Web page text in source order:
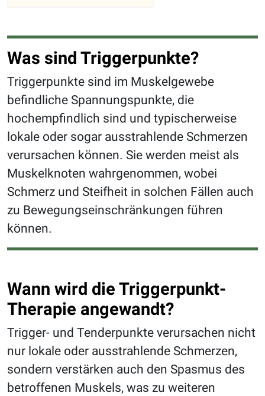
Was sind Triggerpunkte?
Triggerpunkte sind im Muskelgewebe
befindliche Spannungspunkte, die
hochempfindlich sind und typischerweise
lokale oder sogar ausstrahlende Schmerzen
verursachen können. Sie werden meist als
Muskelknoten wahrgenommen, wobei
Schmerz und Steifheit in solchen Fällen auch
zu Bewegungseinschränkungen führen
können.
Wann wird die Triggerpunkt-
Therapie angewandt?
Trigger- und Tenderpunkte verursachen nicht
nur lokale oder ausstrahlende Schmerzen,
sondern verstärken auch den Spasmus des
betroffenen Muskels, was zu weiteren